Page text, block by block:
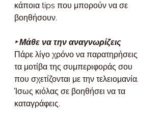
κάποια tips που μπορούν να σε
βοηθήσουν.
‣ Μάθε να την αναγνωρίζεις
Πάρε λίγο χρόνο να παρατηρήσεις
τα μοτίβα της συμπεριφοράς σου
που σχετίζονται με την τελειομανία.
Ίσως κιόλας σε βοηθήσει να τα
καταγράφεις.